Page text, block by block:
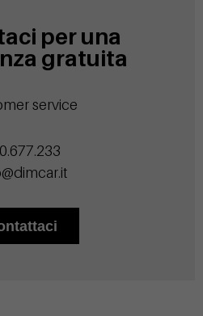
per una
gratuita
service